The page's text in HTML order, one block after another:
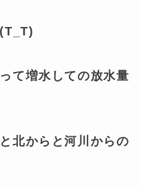
て増水しての放水量
北からと河川からの